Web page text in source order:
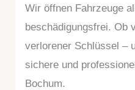
Wir öffnen Fahrzeuge
beschädigungsfrei. Ob
verlorener Schlüssel –
sichere und
Bochum.